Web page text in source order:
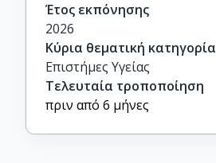
Έτος εκπόνησης
2026
Κύρια θεματική κατηγορία
Επιστήμες Υγείας
Τελευταία τροποποίηση
πριν από 6 μήνες